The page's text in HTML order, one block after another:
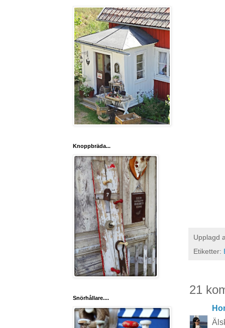
Upplagd
Etiketter:
21
Knoppbräda...
Snörhållare....